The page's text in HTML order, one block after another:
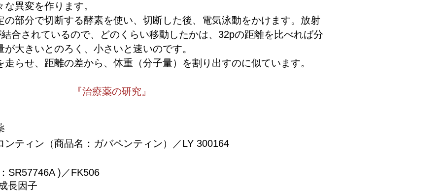
異変を作ります。
の部分で切断する酵素を使い、切断した後、電気泳動をかけます。放射
合されているので、どのくらい移動したかは、32pの距離を比べれば分
大きいとのろく、小さいと速いのです。
らせ、距離の差から、体重（分子量）を割り出すのに似ています。
『治療薬の研究』
ンティン（商品名：ガバペンティン）／LY 300164
SR57746A )／FK506
長因子